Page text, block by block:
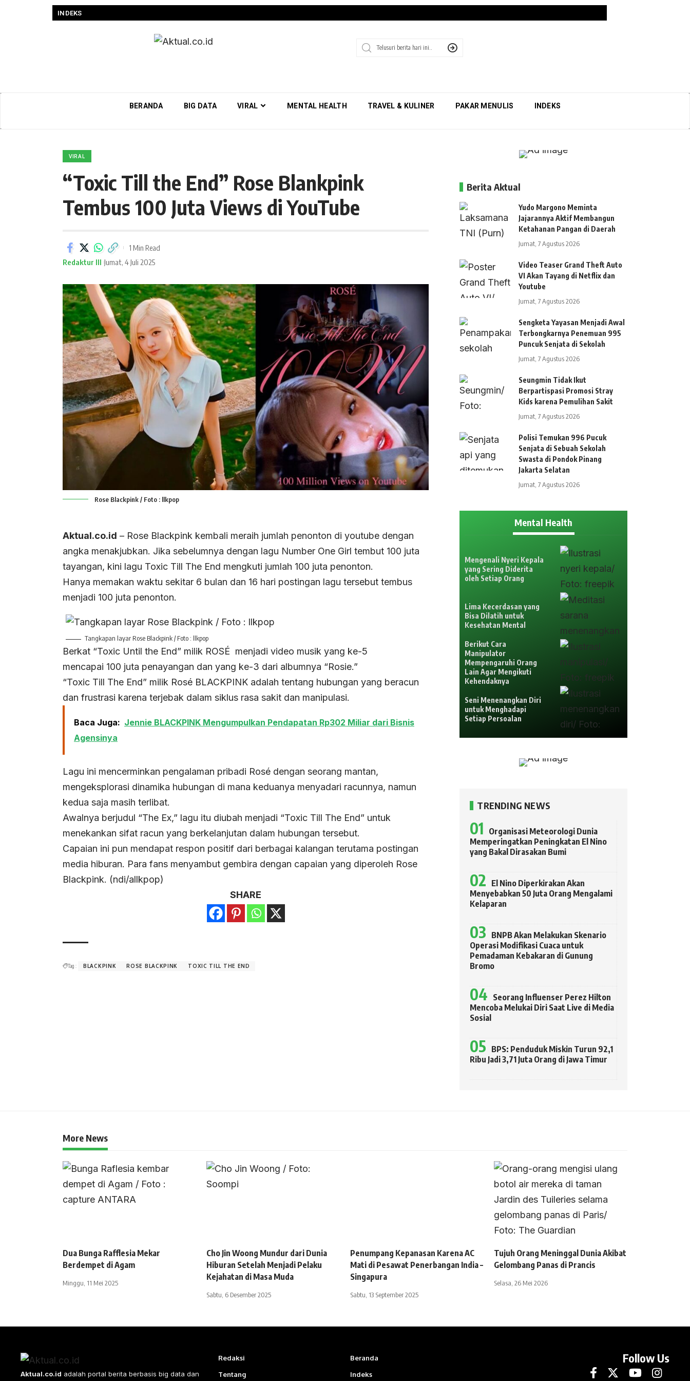
INDEKS
BERANDA BIG DATA VIRAL MENTAL HEALTH TRAVEL & KULINER PAKAR MENULIS INDEKS
VIRAL
“Toxic Till the End” Rose Blankpink
Tembus 100 Juta Views di YouTube
Redaktur III Jumat, 4 Juli 2025
1 Min Read
Rose Blackpink / Foto : llkpop
Aktual.co.id – Rose Blackpink kembali meraih jumlah penonton di youtube dengan
angka menakjubkan. Jika sebelumnya dengan lagu Number One Girl tembut 100 juta
tayangan, kini lagu Toxic Till The End mengkuti jumlah 100 juta penonton.
Hanya memakan waktu sekitar 6 bulan dan 16 hari postingan lagu tersebut tembus
menjadi 100 juta penonton.
Tangkapan layar Rose Blackpink / Foto : llkpop
Berkat “Toxic Until the End” milik ROSÉ menjadi video musik yang ke-5
mencapai 100 juta penayangan dan yang ke-3 dari albumnya “Rosie.”
“Toxic Till The End” milik Rosé BLACKPINK adalah tentang hubungan yang beracun
dan frustrasi karena terjebak dalam siklus rasa sakit dan manipulasi.
Baca Juga: Jennie BLACKPINK Mengumpulkan Pendapatan Rp302 Miliar dari Bisnis
Agensinya
Lagu ini mencerminkan pengalaman pribadi Rosé dengan seorang mantan,
mengeksplorasi dinamika hubungan di mana keduanya menyadari racunnya, namun
kedua saja masih terlibat.
Awalnya berjudul “The Ex,” lagu itu diubah menjadi “Toxic Till The End” untuk
menekankan sifat racun yang berkelanjutan dalam hubungan tersebut.
Capaian ini pun mendapat respon positif dari berbagai kalangan terutama postingan
media hiburan. Para fans menyambut gembira dengan capaian yang diperoleh Rose
Blackpink. (ndi/allkpop)
SHARE
Tag : BLACKPINK ROSE BLACKPINK TOXIC TILL THE END
Berita Aktual
Yudo Margono Meminta
Jajarannya Aktif Membangun
Ketahanan Pangan di Daerah
Jumat, 7 Agustus 2026
Video Teaser Grand Theft Auto
VI Akan Tayang di Netflix dan
Youtube
Jumat, 7 Agustus 2026
Sengketa Yayasan Menjadi Awal
Terbongkarnya Penemuan 995
Puncuk Senjata di Sekolah
Jumat, 7 Agustus 2026
Seungmin Tidak Ikut
Berpartispasi Promosi Stray
Kids karena Pemulihan Sakit
Jumat, 7 Agustus 2026
Polisi Temukan 996 Pucuk
Senjata di Sebuah Sekolah
Swasta di Pondok Pinang
Jakarta Selatan
Jumat, 7 Agustus 2026
Mental Health
Mengenali Nyeri Kepala
yang Sering Diderita
oleh Setiap Orang
Lima Kecerdasan yang
Bisa Dilatih untuk
Kesehatan Mental
Berikut Cara
Manipulator
Mempengaruhi Orang
Lain Agar Mengikuti
Kehendaknya
Seni Menenangkan Diri
untuk Menghadapi
Setiap Persoalan
TRENDING NEWS
Organisasi Meteorologi Dunia
Memperingatkan Peningkatan El Nino
yang Bakal Dirasakan Bumi
El Nino Diperkirakan Akan
Menyebabkan 50 Juta Orang Mengalami
Kelaparan
BNPB Akan Melakukan Skenario
Operasi Modifikasi Cuaca untuk
Pemadaman Kebakaran di Gunung
Bromo
Seorang Influenser Perez Hilton
Mencoba Melukai Diri Saat Live di Media
Sosial
BPS: Penduduk Miskin Turun 92,1
Ribu Jadi 3,71 Juta Orang di Jawa Timur
More News
Dua Bunga Rafflesia Mekar
Berdempet di Agam
Minggu, 11 Mei 2025
Cho Jin Woong Mundur dari Dunia
Hiburan Setelah Menjadi Pelaku
Kejahatan di Masa Muda
Sabtu, 6 Desember 2025
Penumpang Kepanasan Karena AC
Mati di Pesawat Penerbangan India –
Singapura
Sabtu, 13 September 2025
Tujuh Orang Meninggal Dunia Akibat
Gelombang Panas di Prancis
Selasa, 26 Mei 2026
Aktual.co.id adalah portal berita berbasis big data dan
Redaksi
Tentang
Beranda
Indeks
Follow Us